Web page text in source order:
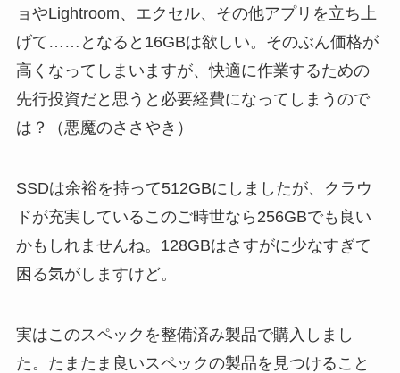
ョやLightroom、エクセル、その他アプリを立ち上
げて……となると16GBは欲しい。そのぶん価格が
高くなってしまいますが、快適に作業するための
先行投資だと思うと必要経費になってしまうので
は？（悪魔のささやき）
SSDは余裕を持って512GBにしましたが、クラウ
ドが充実しているこのご時世なら256GBでも良い
かもしれませんね。128GBはさすがに少なすぎて
困る気がしますけど。
実はこのスペックを整備済み製品で購入しまし
た。たまたま良いスペックの製品を見つけること